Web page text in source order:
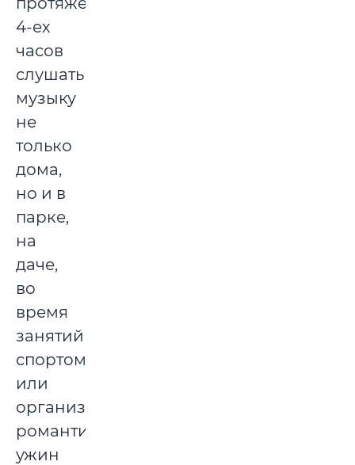
4-ех
часов
слушать
музыку
не
только
дома,
но и в
парке,
на
даче,
во
время
занятий
спортом
или
организовать
романтический
ужин